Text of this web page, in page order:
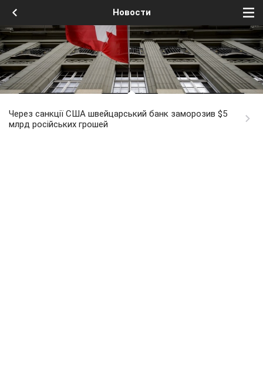
Новости
Через санкції США швейцарський банк заморозив $5
млрд російських грошей